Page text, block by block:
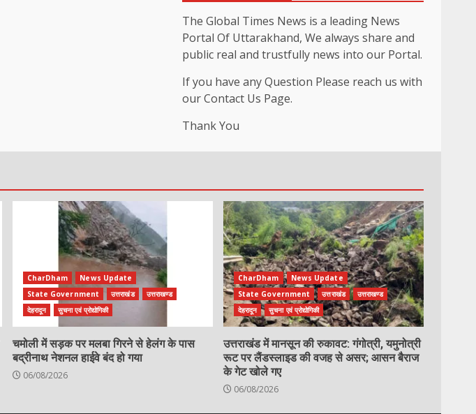
The Global Times News is a leading News
Portal Of Uttarakhand, We always share and
public real and trustfully news into our Portal.
If you have any Question Please reach us with
our Contact Us Page.
Thank You
CharDham
News Update
State Government
उत्तराखंड
उत्तराखण्ड
देहरादून
सुचना एवं प्रोद्योगिकी
चमोली में सड़क पर मलबा गिरने से हेलंग के पास
बद्रीनाथ नेशनल हाईवे बंद हो गया
06/08/2026
CharDham
News Update
State Government
उत्तराखंड
उत्तराखण्ड
देहरादून
सुचना एवं प्रोद्योगिकी
उत्तराखंड में मानसून की रुकावट: गंगोत्री, यमुनोत्री
रूट पर लैंडस्लाइड की वजह से असर; आसन बैराज
के गेट खोले गए
06/08/2026